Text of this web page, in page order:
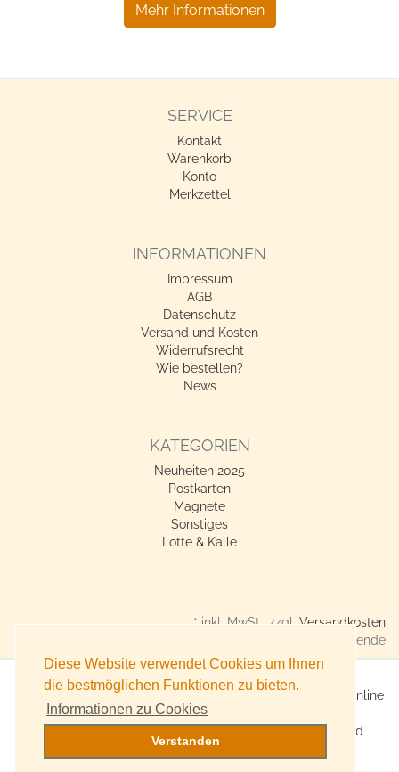
Mehr Informationen
SERVICE
Kontakt
Warenkorb
Konto
Merkzettel
INFORMATIONEN
Impressum
AGB
Datenschutz
Versand und Kosten
Widerrufsrecht
Wie bestellen?
News
KATEGORIEN
Neuheiten 2025
Postkarten
Magnete
Sonstiges
Lotte & Kalle
* inkl. MwSt., zzgl.Versandkosten
Verkauf nur an Gewerbetreibende
X360° Postkarten-Shop - Geschenkideen für alle Anlässe online
kaufen
Online Versand für Trend-Produkte, Lifestyle-Artikel und
Accessoires
Diese Website verwendet Cookies um Ihnen
die bestmöglichen Funktionen zu bieten.
Informationen zu Cookies
Verstanden